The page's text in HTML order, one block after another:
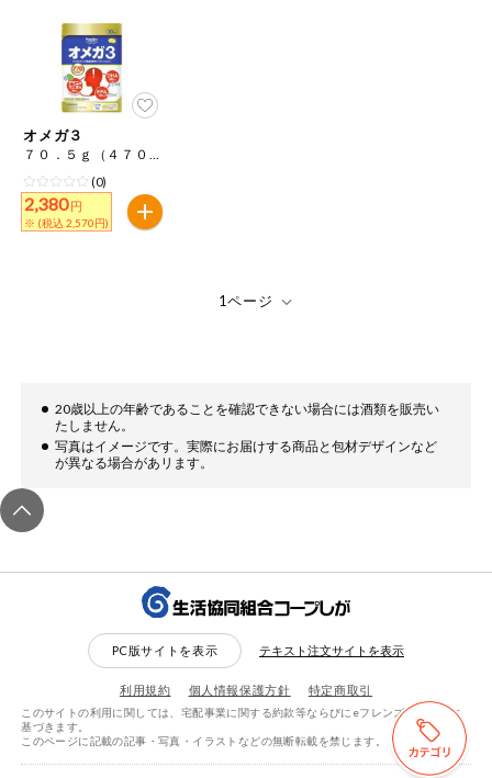
ベビー・キッ
ズ関連
サプリメン
ト・栄養補助
食品
アレルゲン対
応
リセットする 検索する
オメガ３
７０．５ｇ（４７０ｍｇ×１５０粒）
(0)
2,380 円
※ (税込 2,570円)
20歳以上の年齢であることを確認できない場合には酒類を販売い
たしません。
写真はイメージです。実際にお届けする商品と包材デザインなど
が異なる場合があリます。
PC版サイトを表示 テキスト注文サイトを表示
利用規約 個人情報保護方針 特定商取引
このサイトの利用に関しては、宅配事業に関する約款等ならびにeフレンズ利用規約に
基づきます。
このページに記載の記事・写真・イラストなどの無断転載を禁じます。